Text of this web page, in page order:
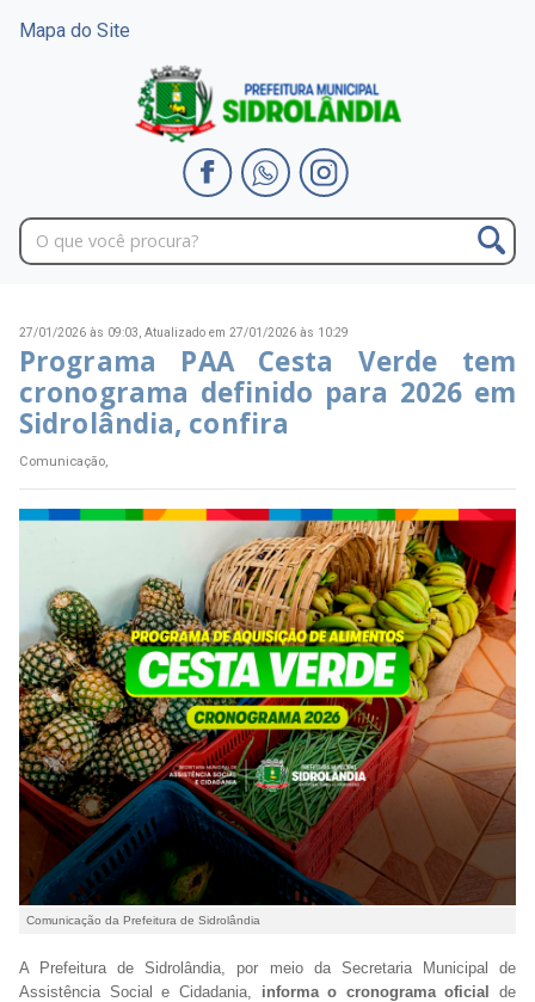
Mapa do Site
27/01/2026 às 09:03, Atualizado em 27/01/2026 às 10:29
Programa PAA Cesta Verde tem
cronograma definido para 2026 em
Sidrolândia, confira
Comunicação,
Comunicação da Prefeitura de Sidrolândia
A Prefeitura de Sidrolândia, por meio da Secretaria Municipal de
Assistência Social e Cidadania,
informa o cronograma oficial
de